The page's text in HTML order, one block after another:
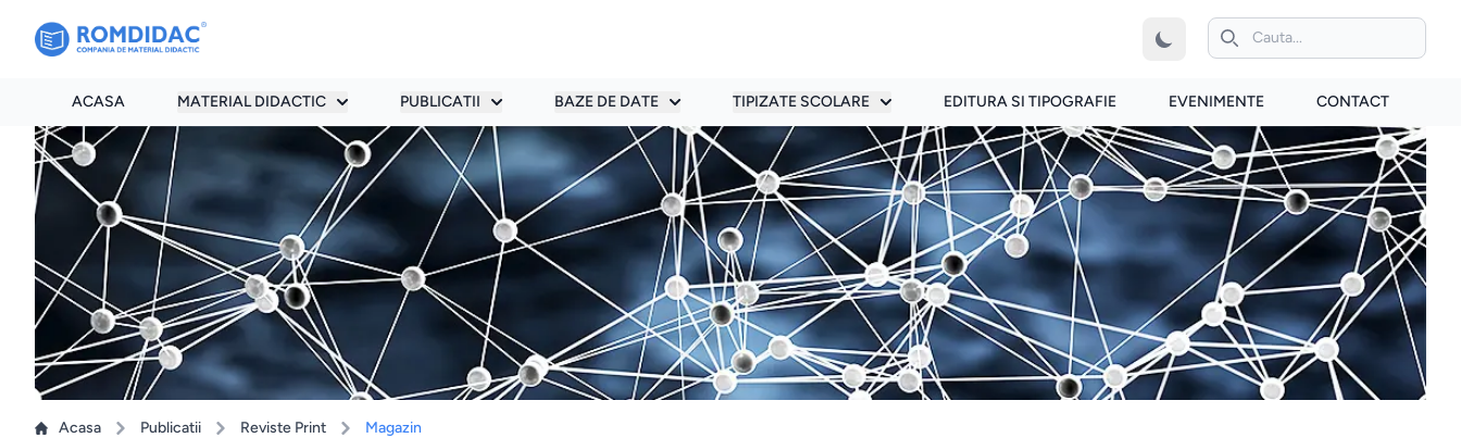
iconita de cautare
ACASA MATERIAL DIDACTIC PUBLICATII BAZE DE DATE TIPIZATE SCOLARE EDITURA SI TIPOGRAFIE EVENIMENTE CONTACT
Acasa Publicatii Reviste Print Magazin